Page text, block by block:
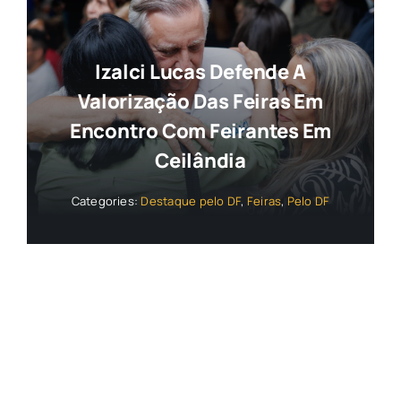
Izalci Lucas Defende A
Valorização Das Feiras Em
Encontro Com Feirantes Em
Ceilândia
Categories: Destaque pelo DF, Feiras, Pelo DF